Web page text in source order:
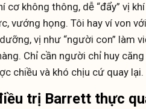
cơ không thông, dễ “đẩy” vị
vướng họng. Tôi hay ví von
vị như “người con” làm
Chỉ cần người chỉ huy
chiều và khó chịu cứ quay lại.
trị Barrett thực